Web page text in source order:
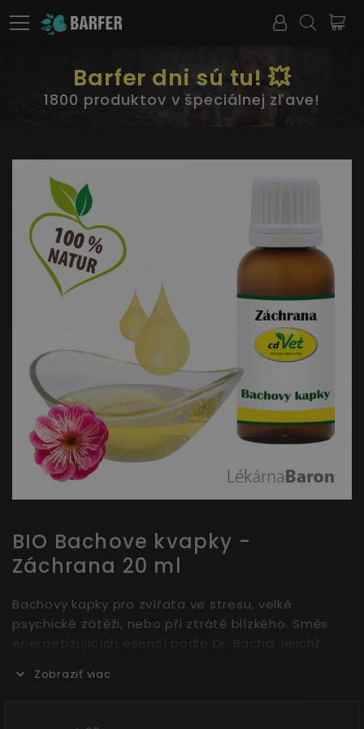
Barfer dni sú tu! 💥
1800 produktov v špeciálnej zľave!
BIO Bachove kvapky -
Záchrana 20 ml
Bachovy kapky pro zvířata ve stresu, velké
psychické zátěži, nebo při ztrátě blízkého. Směs
energetizujících esencí podle Dr. Bacha, jejichž
Bio kvalitě. „Bio-Bachblüten S.O.S.“ pomáhají v
Zobraziť viac